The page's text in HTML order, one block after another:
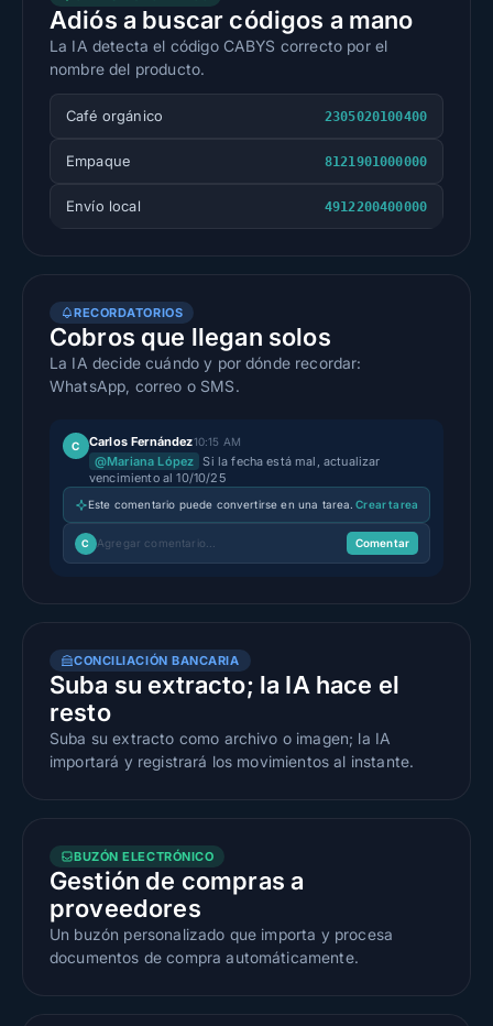
Adiós a buscar códigos a mano
La IA detecta el código CABYS correcto por el
nombre del producto.
Café orgánico 2305020100400
Empaque 8121901000000
Envío local 4912200400000
RECORDATORIOS
Cobros que llegan solos
La IA decide cuándo y por dónde recordar:
WhatsApp, correo o SMS.
C Carlos Fernández10:15 AM
@Mariana López Si la fecha está mal, actualizar
vencimiento al 10/10/25
Este comentario puede convertirse en una tarea. Crear tarea
C Agregar comentario... Comentar
CONCILIACIÓN BANCARIA
Suba su extracto; la IA hace el
resto
Suba su extracto como archivo o imagen; la IA
importará y registrará los movimientos al instante.
BUZÓN ELECTRÓNICO
Gestión de compras a
proveedores
Un buzón personalizado que importa y procesa
documentos de compra automáticamente.